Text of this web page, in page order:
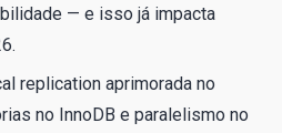
— e isso já impacta
replication aprimorada no
no InnoDB e paralelismo no